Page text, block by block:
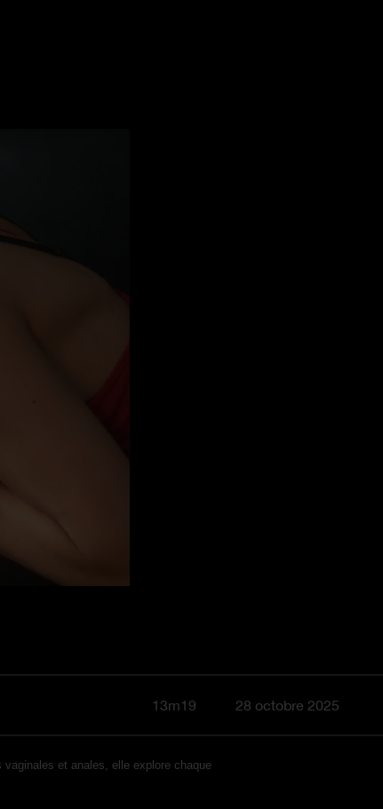
13m19 28 octobre 2025
et anales, elle explore chaque